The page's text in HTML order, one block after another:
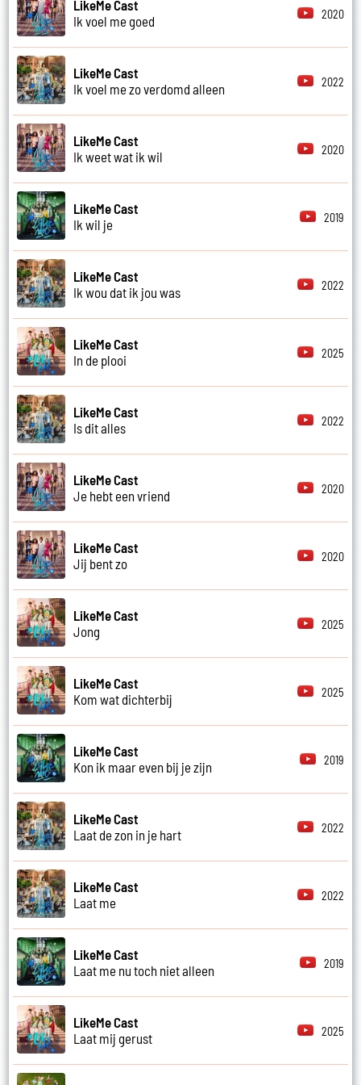
LikeMe Cast
Ik voel me goed
2020
LikeMe Cast
Ik voel me zo verdomd alleen
2022
LikeMe Cast
Ik weet wat ik wil
2020
LikeMe Cast
Ik wil je
2019
LikeMe Cast
Ik wou dat ik jou was
2022
LikeMe Cast
In de plooi
2025
LikeMe Cast
Is dit alles
2022
LikeMe Cast
Je hebt een vriend
2020
LikeMe Cast
Jij bent zo
2020
LikeMe Cast
Jong
2025
LikeMe Cast
Kom wat dichterbij
2025
LikeMe Cast
Kon ik maar even bij je zijn
2019
LikeMe Cast
Laat de zon in je hart
2022
LikeMe Cast
Laat me
2022
LikeMe Cast
Laat me nu toch niet alleen
2019
LikeMe Cast
Laat mij gerust
2025